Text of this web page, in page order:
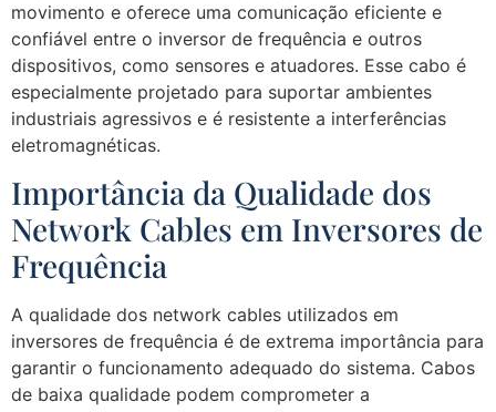
movimento e oferece uma comunicação eficiente e
confiável entre o inversor de frequência e outros
dispositivos, como sensores e atuadores. Esse cabo é
especialmente projetado para suportar ambientes
industriais agressivos e é resistente a interferências
eletromagnéticas.
Importância da Qualidade dos
Network Cables em Inversores de
Frequência
A qualidade dos network cables utilizados em
inversores de frequência é de extrema importância para
garantir o funcionamento adequado do sistema. Cabos
de baixa qualidade podem comprometer a